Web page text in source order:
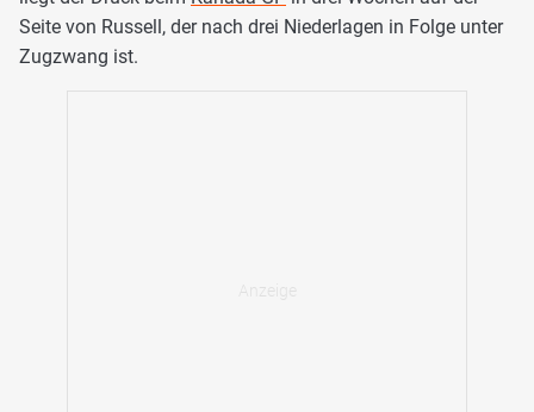
Seite von Russell, der nach drei Niederlagen in Folge unter
Zugzwang ist.